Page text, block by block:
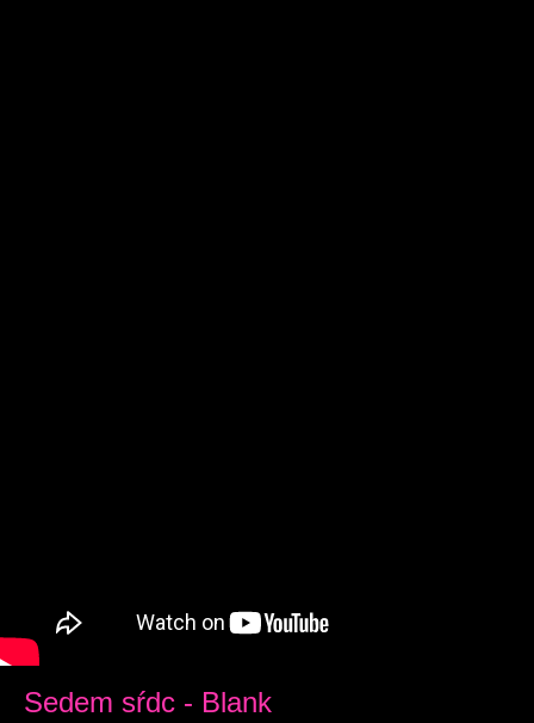
Sedem sŕdc - Blank